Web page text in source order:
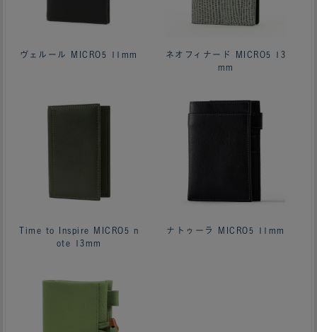
ヴェルール MICRO5 11mm
ネオフィナード MICRO5 13
mm
Time to Inspire MICRO5 n
ote 13mm
ナトゥーラ MICRO5 11mm